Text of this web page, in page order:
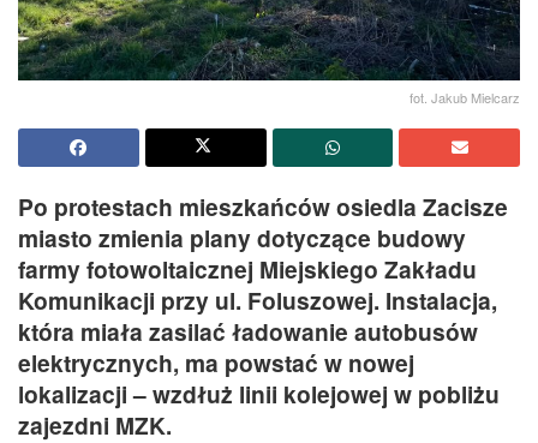
fot. Jakub Mielcarz
Po protestach mieszkańców osiedla Zacisze
miasto zmienia plany dotyczące budowy
farmy fotowoltaicznej Miejskiego Zakładu
Komunikacji przy ul. Foluszowej. Instalacja,
która miała zasilać ładowanie autobusów
elektrycznych, ma powstać w nowej
lokalizacji – wzdłuż linii kolejowej w pobliżu
zajezdni MZK.